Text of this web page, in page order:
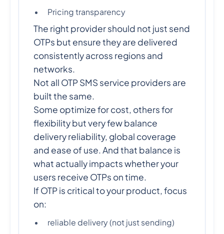
Pricing transparency
The right provider should not just send
OTPs but ensure they are delivered
consistently across regions and
networks.
Not all OTP SMS service providers are
built the same.
Some optimize for cost, others for
flexibility but very few balance
delivery reliability, global coverage
and ease of use. And that balance is
what actually impacts whether your
users receive OTPs on time.
If OTP is critical to your product, focus
on:
reliable delivery (not just sending)